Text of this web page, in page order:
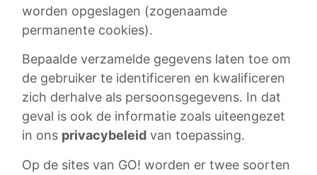
worden opgeslagen (zogenaamde
permanente cookies).
Bepaalde verzamelde gegevens laten toe om
de gebruiker te identificeren en kwalificeren
zich derhalve als persoonsgegevens. In dat
geval is ook de informatie zoals uiteengezet
in ons privacybeleid van toepassing.
Op de sites van GO! worden er twee soorten